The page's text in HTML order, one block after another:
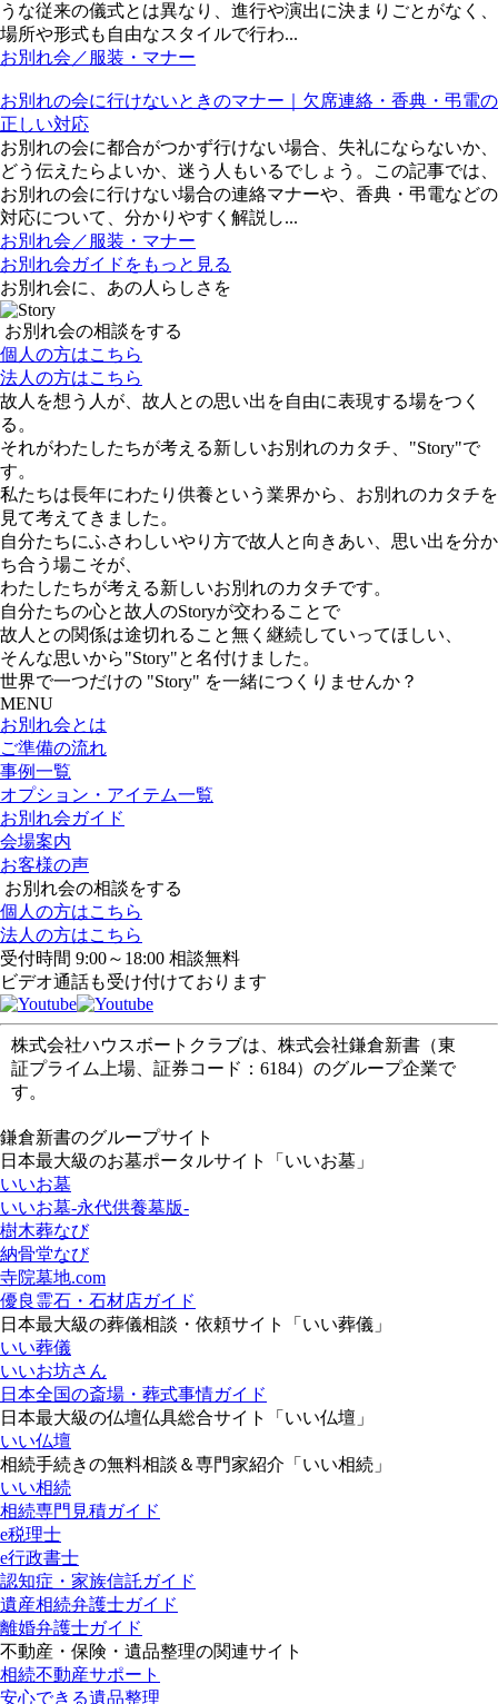
うな従来の儀式とは異なり、進行や演出に決まりごとがなく、
場所や形式も自由なスタイルで行わ...
お別れ会／服装・マナー
お別れの会に行けないときのマナー｜欠席連絡・香典・弔電の
正しい対応
お別れの会に都合がつかず行けない場合、失礼にならないか、
どう伝えたらよいか、迷う人もいるでしょう。この記事では、
お別れの会に行けない場合の連絡マナーや、香典・弔電などの
対応について、分かりやすく解説し...
お別れ会／服装・マナー
お別れ会ガイドをもっと見る
お別れ会に、あの人らしさを
お別れ会の相談をする
個人の方はこちら
法人の方はこちら
故人を想う人が、故人との思い出を自由に表現する場をつく
る。
それがわたしたちが考える新しいお別れのカタチ、"Story"で
す。
私たちは長年にわたり供養という業界から、お別れのカタチを
見て考えてきました。
自分たちにふさわしいやり方で故人と向きあい、思い出を分か
ち合う場こそが、
わたしたちが考える新しいお別れのカタチです。
自分たちの心と故人のStoryが交わることで
故人との関係は途切れること無く継続していってほしい、
そんな思いから"Story"と名付けました。
世界で一つだけの "Story" を一緒につくりませんか？
MENU
お別れ会とは
ご準備の流れ
事例一覧
オプション・アイテム一覧
お別れ会ガイド
会場案内
お客様の声
お別れ会の相談をする
個人の方はこちら
法人の方はこちら
受付時間 9:00～18:00 相談無料
ビデオ通話も受け付けております
株式会社ハウスボートクラブは、株式会社鎌倉新書（東
証プライム上場、証券コード：6184）のグループ企業で
す。
鎌倉新書のグループサイト
日本最大級のお墓ポータルサイト「いいお墓」
いいお墓
いいお墓-永代供養墓版-
樹木葬なび
納骨堂なび
寺院墓地.com
優良霊石・石材店ガイド
日本最大級の葬儀相談・依頼サイト「いい葬儀」
いい葬儀
いいお坊さん
日本全国の斎場・葬式事情ガイド
日本最大級の仏壇仏具総合サイト「いい仏壇」
いい仏壇
相続手続きの無料相談＆専門家紹介「いい相続」
いい相続
相続専門見積ガイド
e税理士
e行政書士
認知症・家族信託ガイド
遺産相続弁護士ガイド
離婚弁護士ガイド
不動産・保険・遺品整理の関連サイト
相続不動産サポート
安心できる遺品整理